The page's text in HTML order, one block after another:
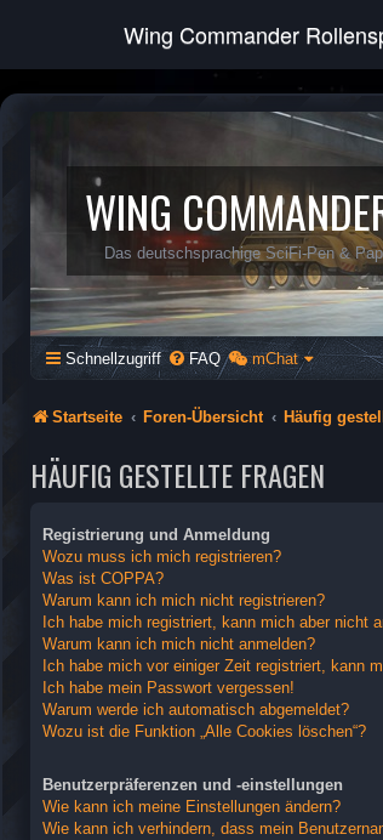
Wing Commander
WING
Das deutschsprachige SciFi-Pen &
Schnellzugriff FAQ mChat
Startseite Foren-Übersicht Häufig
HÄUFIG GESTELLTE FRAGEN
Registrierung und Anmeldung
Wozu muss ich mich registrieren?
Was ist COPPA?
Warum kann ich mich nicht registrieren?
Ich habe mich registriert, kann mich aber nicht
Warum kann ich mich nicht anmelden?
Ich habe mich vor einiger Zeit registriert, kann
Ich habe mein Passwort vergessen!
Warum werde ich automatisch abgemeldet?
Wozu ist die Funktion „Alle Cookies löschen“?
Benutzerpräferenzen und -einstellungen
Wie kann ich meine Einstellungen ändern?
Wie kann ich verhindern, dass mein